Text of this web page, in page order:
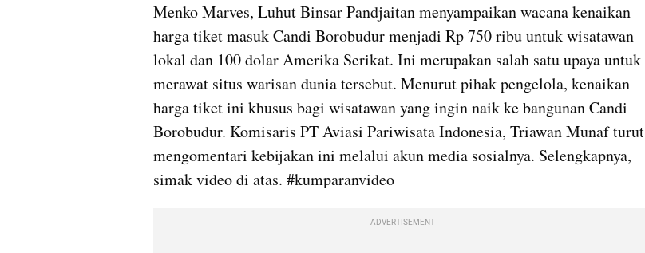
Menko Marves, Luhut Binsar Pandjaitan menyampaikan wacana kenaikan
harga tiket masuk Candi Borobudur menjadi Rp 750 ribu untuk wisatawan
lokal dan 100 dolar Amerika Serikat. Ini merupakan salah satu upaya untuk
merawat situs warisan dunia tersebut. Menurut pihak pengelola, kenaikan
harga tiket ini khusus bagi wisatawan yang ingin naik ke bangunan Candi
Borobudur. Komisaris PT Aviasi Pariwisata Indonesia, Triawan Munaf turut
mengomentari kebijakan ini melalui akun media sosialnya. Selengkapnya,
simak video di atas. #kumparanvideo
ADVERTISEMENT